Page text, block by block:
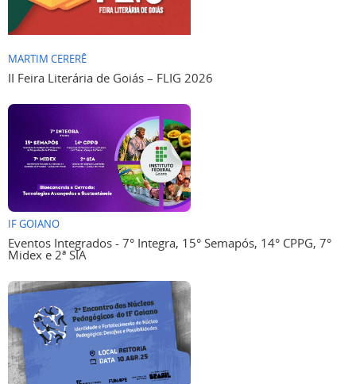
MARTIM CERERÊ
II Feira Literária de Goiás – FLIG 2026
IF GOIANO
Eventos Integrados - 7° Integra, 15° Semapós, 14° CPPG, 7°
Midex e 2ª SIA